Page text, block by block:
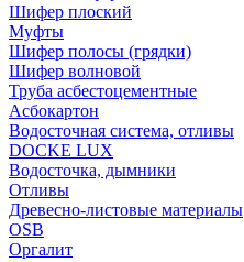
Шифер плоский
Муфты
Шифер полосы (грядки)
Шифер волновой
Труба асбестоцементные
Асбокартон
Водосточная система, отливы
DOCKE LUX
Водосточка, дымники
Отливы
Древесно-листовые материалы
OSB
Оргалит